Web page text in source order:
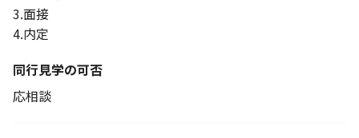
3.面接
4.内定
同行見学の可否
応相談